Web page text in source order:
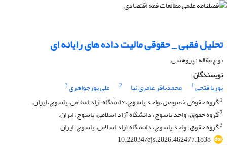
تحلیل فقهی _ حقوقی مالیت داده های رایانه ای
نوع مقاله : پژوهشی
نویسندگان
پوریا فتحی1 محمدباقر عامری نیا 2 علی پورجواهری3
1گروه حقوقی خصوصی، واحد یاسوج، دانشگاه آزاد اسلامی، یاسوج، ایران.
2گروه حقوق، واحد یاسوج، دانشگاه آزاد اسلامی، یاسوج، ایران.
3گروه حقوق، واحد یاسوج، دانشگاه آزاد اسلامی، یاسوج، ایران
10.22034/ejs.2026.462477.1838